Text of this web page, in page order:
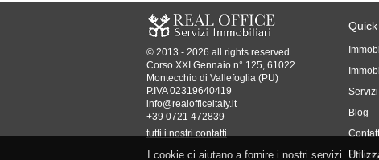
© 2013 - 2026 all rights reserved
Corso XXI Gennaio n° 125, 61022
Montecchio di Vallefoglia (PU)
P.IVA 02319640419
info@realofficeitaly.it
+39 0721 472839
tutti i nostri contatti
Servizi
Blog
I cookie ci aiutano a fornire i nostri servizi.